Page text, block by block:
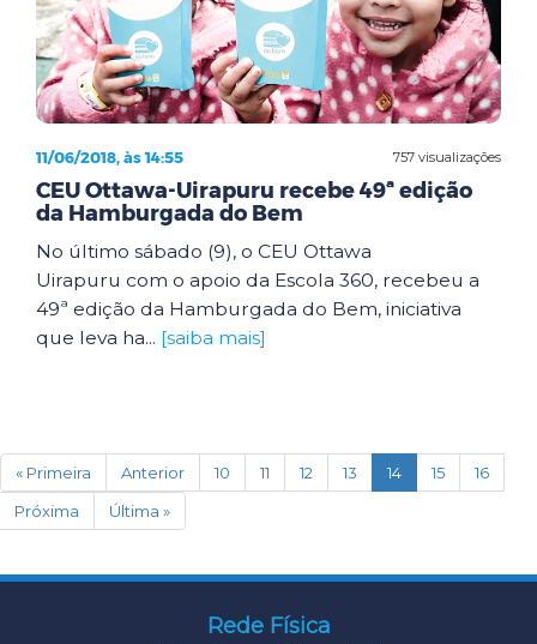
757 visualizações
11/06/2018, às 14:55
CEU Ottawa-Uirapuru recebe 49ª edição
da Hamburgada do Bem
No último sábado (9), o CEU Ottawa
Uirapuru com o apoio da Escola 360, recebeu a
49ª edição da Hamburgada do Bem, iniciativa
que leva ha... [saiba mais]
« Primeira Anterior 10 11 12 13 14(current)
15
16
Próxima
Última »
Rede Física